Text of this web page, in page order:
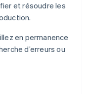
et résoudre les
en permanence
d’erreurs ou